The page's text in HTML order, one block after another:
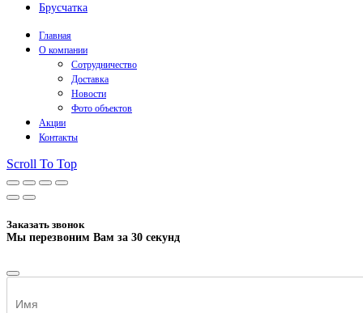
Брусчатка
Главная
О компании
Сотрудничество
Доставка
Новости
Фото объектов
Акции
Контакты
Scroll To Top
Заказать звонок
Мы перезвоним Вам за 30 секунд